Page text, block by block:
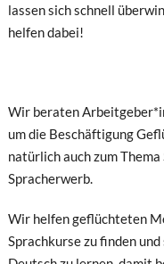
lassen sich schnell
helfen dabei!
Wir beraten
um die Beschäftigung
natürlich auch zum Thema
Spracherwerb.
Wir helfen geflüchteten
Sprachkurse zu finden und